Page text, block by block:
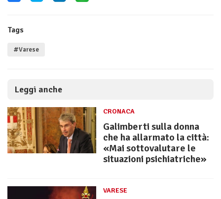
Tags
#Varese
Leggi anche
CRONACA
Galimberti sulla donna
che ha allarmato la città:
«Mai sottovalutare le
situazioni psichiatriche»
VARESE